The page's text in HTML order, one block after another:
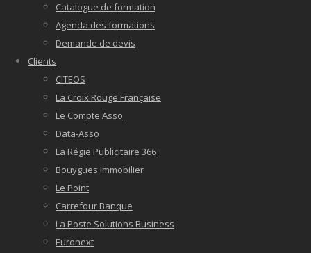
Catalogue de formation
Agenda des formations
Demande de devis
Clients
CITEOS
La Croix Rouge Française
Le Compte Asso
Data-Asso
La Régie Publicitaire 366
Bouygues Immobilier
Le Point
Carrefour Banque
La Poste Solutions Business
Euronext